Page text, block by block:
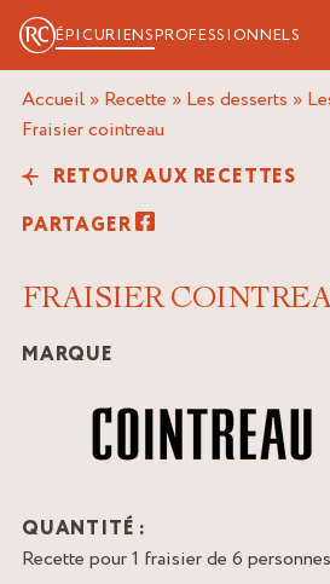
ÉPICURIENSPROFESSIONNELS
Accueil » Recette » Les desserts »
fraisier cointreau
RETOUR AUX RECETTES
PARTAGER
FRAISIER
MARQUE
QUANTITÉ :
Recette pour 1 fraisier de 6